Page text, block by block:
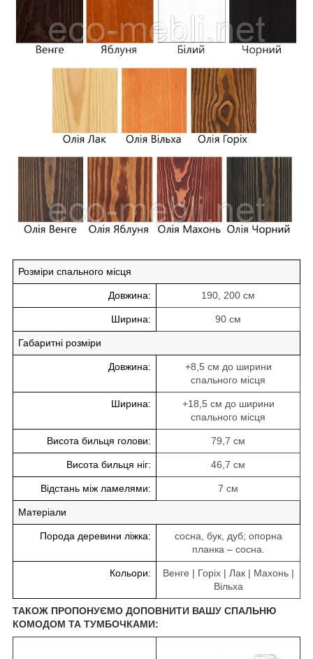
Розміри спального місця
Довжина: 190, 200 см
Ширина: 90 см
Габаритні розміри
Довжина:
+8,5 см до ширини
спального місця
Ширина:
+18,5 см до ширини
спального місця
Висота бильця голови: 79,7 см
Висота бильця ніг: 46,7 см
Відстань між ламелями: 7 см
Матеріали
Порода деревини ліжка:
сосна, бук, дуб; опорна
планка – сосна.
Кольори:
Венге | Горіх | Лак | Махонь |
Вільха
ТАКОЖ ПРОПОНУЄМО ДОПОВНИТИ ВАШУ СПАЛЬНЮ
КОМОДОМ ТА ТУМБОЧКАМИ: